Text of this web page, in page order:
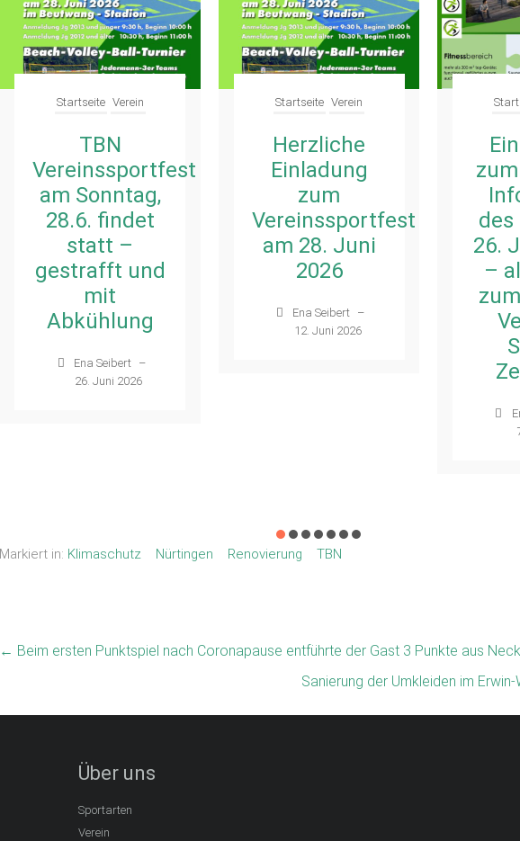
Startseite Verein
TBN
Vereinssportfest
am Sonntag,
28.6. findet
statt –
gestrafft und
mit
Abkühlung
Ena Seibert
–
26. Juni 2026
Startseite Verein
Herzliche
Einladung
zum
Vereinssportfest
am 28. Juni
2026
Ena Seibert –
12. Juni 2026
des
26.
–
Markiert in: Klimaschutz Nürtingen Renovierung TBN
← Beim ersten Punktspiel nach Coronapause entführte der Gast 3 Punkte aus
Sanierung der Umkleiden im
Über uns
Sportarten
Verein